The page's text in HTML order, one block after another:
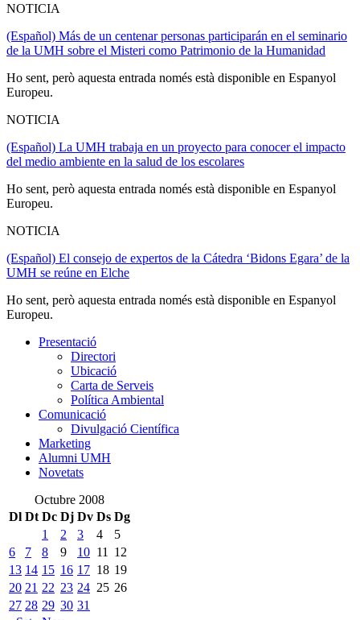
NOTICIA
(Español) Más de un centenar personas participarán en el seminario
de la UMH sobre el Misteri como Patrimonio de la Humanidad
Ho sent, però aquesta entrada només està disponible en Espanyol
Europeu.
NOTICIA
(Español) La UMH trabaja en un proyecto para conocer el impacto
del medio ambiente en la salud de los escolares
Ho sent, però aquesta entrada només està disponible en Espanyol
Europeu.
NOTICIA
(Español) El consejo de expertos de la Cátedra ‘Bidons Egara’ de la
UMH se reúne en Elche
Ho sent, però aquesta entrada només està disponible en Espanyol
Europeu.
Presentació
Presentació
Directori
Ubicació
Carta de Serveis
Política Ambiental
Comunicació
Comunicació
Divulgació Científica
Marketing
Alumni UMH
Novetats
Octubre 2008
Dl Dt Dc Dj Dv Ds Dg
1
2 3 4
5
6
7 8 9 10 11
12
13 14 15 16 17 18 19
20 21 22 23 24 25 26
27 28 29 30 31